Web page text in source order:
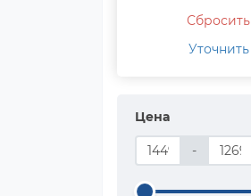
Сбросить
Уточнить
Цена
-